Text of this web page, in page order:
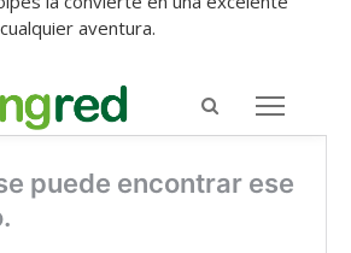
aventura.